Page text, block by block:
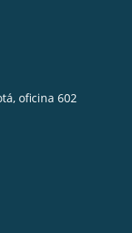
oficina 602